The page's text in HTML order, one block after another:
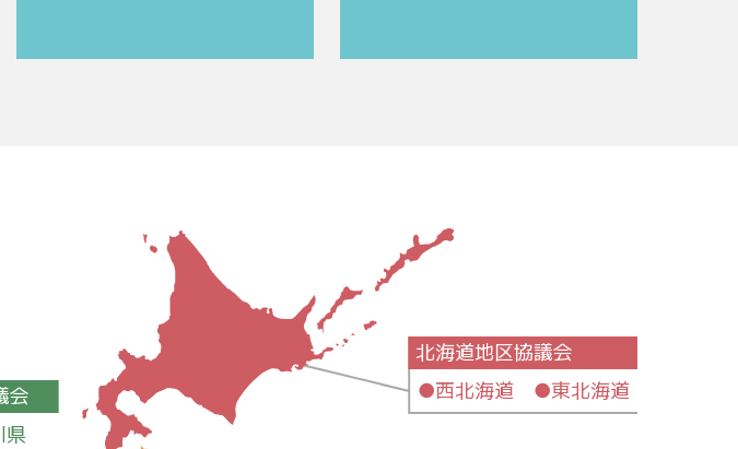
北海道地区協議会
●西北海道 ●東北海道
会